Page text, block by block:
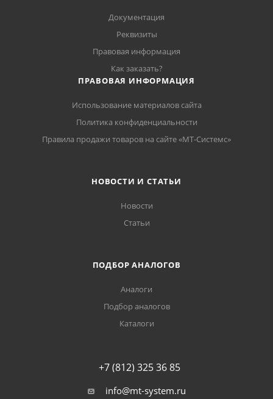
Документация
Реквизиты
Правовая информация
Как заказать?
ПРАВОВАЯ ИНФОРМАЦИЯ
Использование материалов сайта
Политика конфиденциальности
Правила продажи товаров на сайте «МТ-Системс»
НОВОСТИ И СТАТЬИ
Новости
Статьи
ПОДБОР АНАЛОГОВ
Аналоги
Подбор аналогов
Каталоги
+7 (812) 325 36 85
info@mt-system.ru